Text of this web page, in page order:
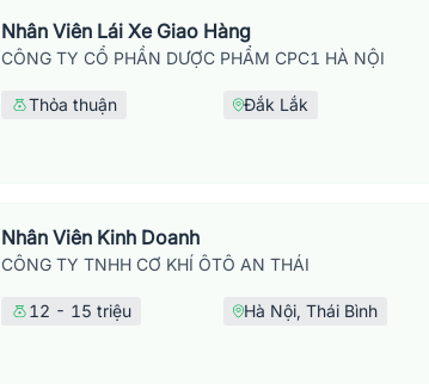
Nhân Viên Lái Xe Giao Hàng
CÔNG TY CỔ PHẦN DƯỢC PHẨM CPC1 HÀ NỘI
Thỏa thuận Đắk Lắk
Nhân Viên Kinh Doanh
CÔNG TY TNHH CƠ KHÍ ÔTÔ AN THÁI
12 - 15 triệu Hà Nội, Thái Bình